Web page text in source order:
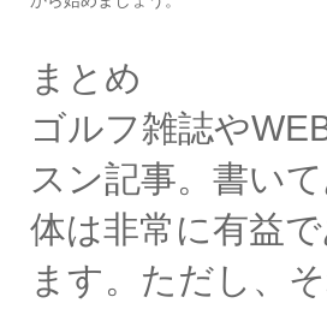
まとめ
ゴルフ雑誌や
スン記事。書い
体は非常に有益
ます。ただし、